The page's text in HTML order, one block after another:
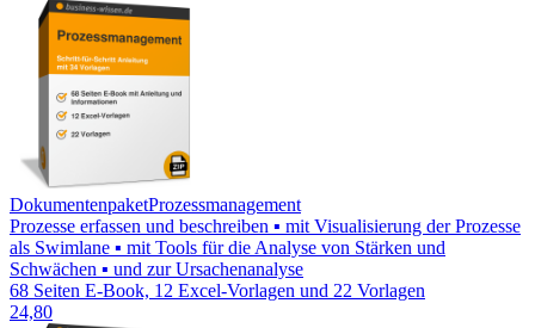
DokumentenpaketProzessmanagement
Prozesse erfassen und beschreiben ▪ mit Visualisierung der Prozesse
als Swimlane ▪ mit Tools für die Analyse von Stärken und
Schwächen ▪ und zur Ursachenanalyse
68 Seiten E-Book, 12 Excel-Vorlagen und 22 Vorlagen
24,80